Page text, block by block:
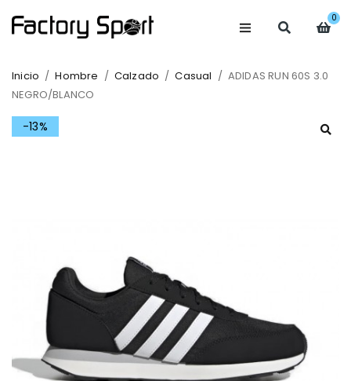
0
Inicio / Hombre / Calzado / Casual / ADIDAS RUN 60S 3.0
NEGRO/BLANCO
-13%